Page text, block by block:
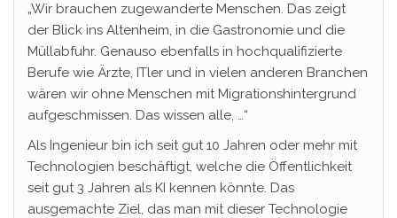
„Wir brauchen zugewanderte Menschen. Das zeigt
der Blick ins Altenheim, in die Gastronomie und die
Müllabfuhr. Genauso ebenfalls in hochqualifizierte
Berufe wie Ärzte, ITler und in vielen anderen Branchen
wären wir ohne Menschen mit Migrationshintergrund
aufgeschmissen. Das wissen alle, …“
Als Ingenieur bin ich seit gut 10 Jahren oder mehr mit
Technologien beschäftigt, welche die Öffentlichkeit
seit gut 3 Jahren als KI kennen könnte. Das
ausgemachte Ziel, das man mit dieser Technologie